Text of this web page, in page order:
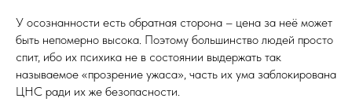
У осознанности есть обратная сторона – цена за неё может
быть непомерно высока. Поэтому большинство людей просто
спит, ибо их психика не в состоянии выдержать так
называемое «прозрение ужаса», часть их ума заблокирована
ЦНС ради их же безопасности.